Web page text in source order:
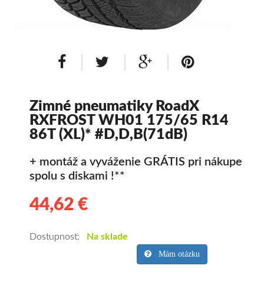
Puklice na kolesá Kontakt Blog
Zimné pneumatiky RoadX
RXFROST WH01 175/65 R14
86T (XL)* #D,D,B(71dB)
+ montáž a vyváženie GRÁTIS pri nákupe
spolu s diskami !**
44,62 €
pneumatiky
Dostupnosť: Na sklade
Mám otázku